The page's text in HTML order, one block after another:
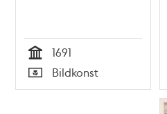
Tid
1691
Typ
Bildkonst